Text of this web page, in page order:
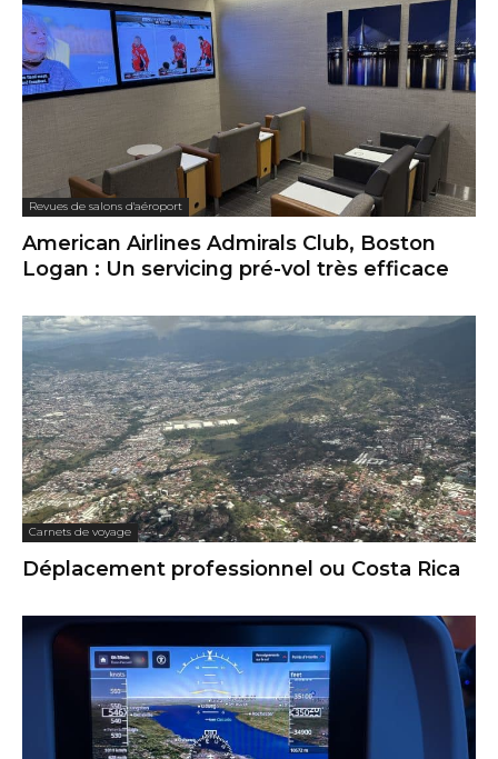
Revues de salons d'aéroport
American Airlines Admirals Club, Boston
Logan : Un servicing pré-vol très efficace
Carnets de voyage
Déplacement professionnel ou Costa Rica